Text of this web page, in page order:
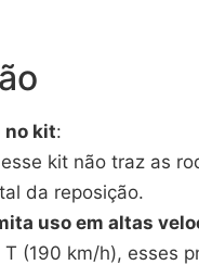
no kit:
kit não traz as
da reposição.
uso em altas
(190 km/h), esses